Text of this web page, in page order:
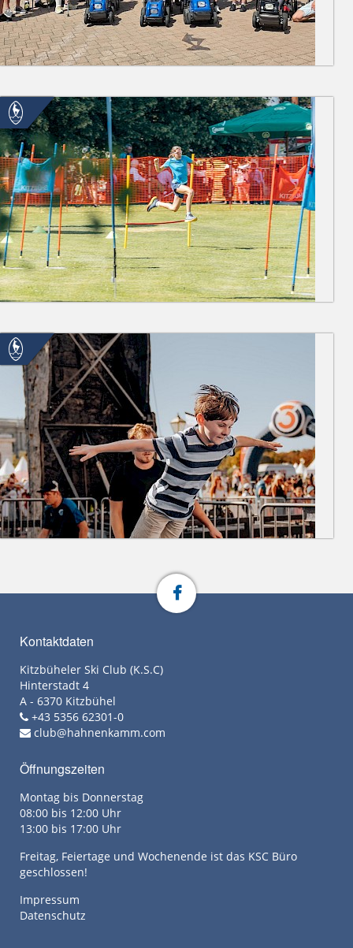
Kontaktdaten
Kitzbüheler Ski Club (K.S.C)
Hinterstadt 4
A - 6370 Kitzbühel
+43 5356 62301-0
club@hahnenkamm.com
Öffnungszeiten
Montag bis Donnerstag
08:00 bis 12:00 Uhr
13:00 bis 17:00 Uhr
Freitag, Feiertage und Wochenende ist das KSC Büro
geschlossen!
Impressum
Datenschutz